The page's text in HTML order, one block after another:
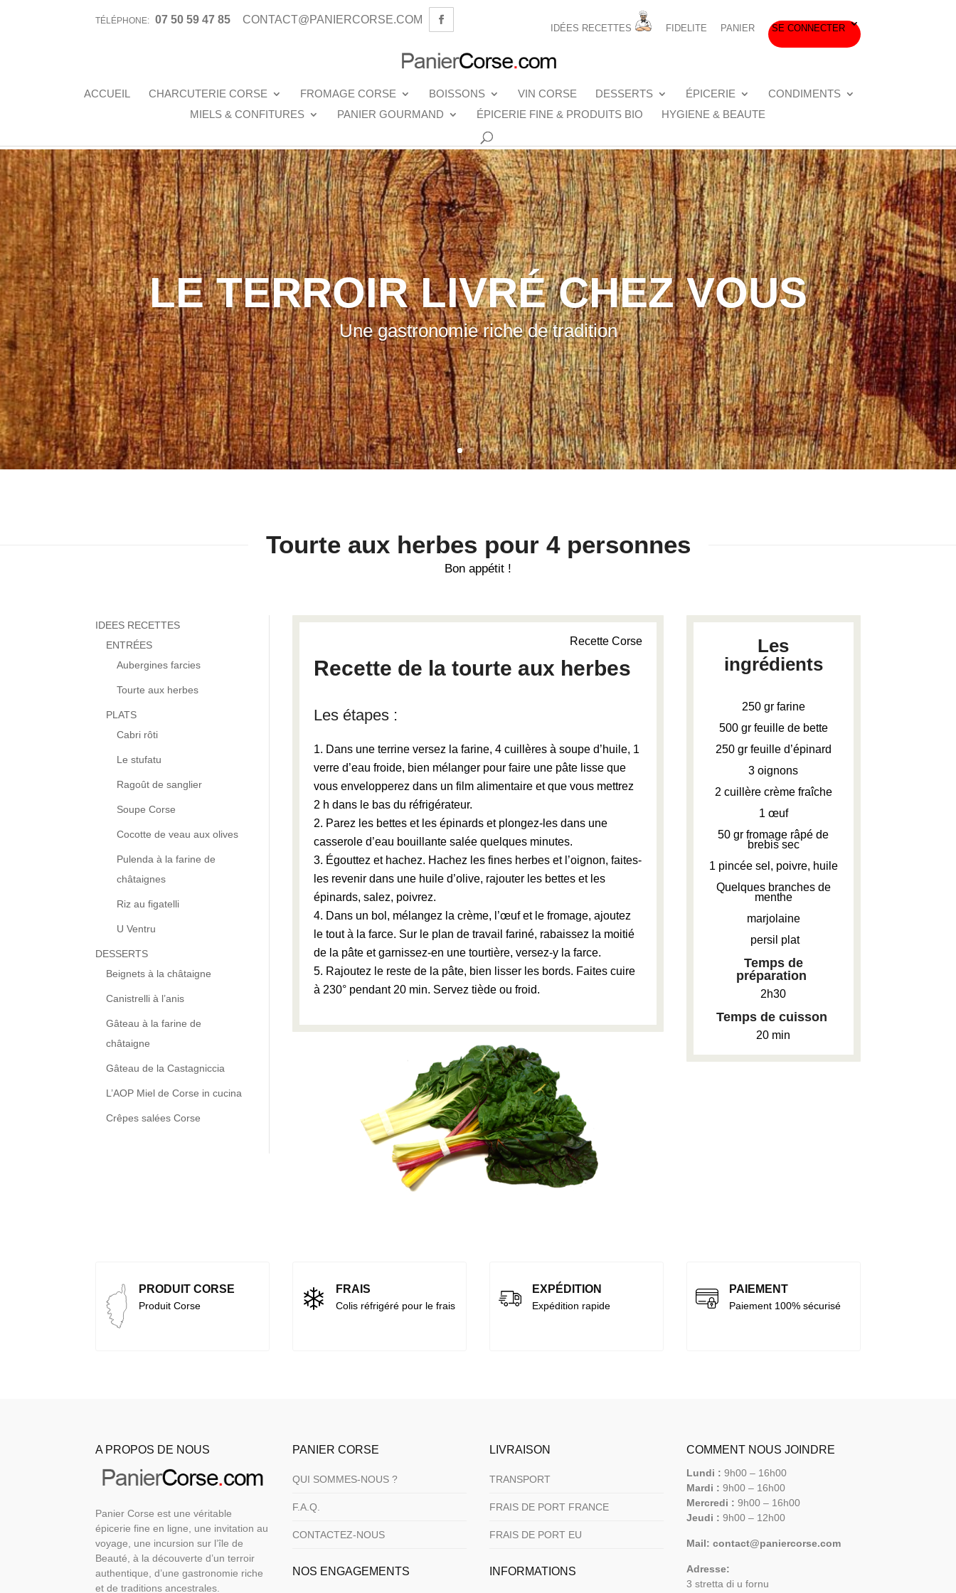
TÉLÉPHONE: 07 50 59 47 85 CONTACT@PANIERCORSE.COM
IDÉES RECETTES FIDELITE PANIER SE CONNECTER
ACCUEIL CHARCUTERIE CORSE FROMAGE CORSE BOISSONS VIN CORSE DESSERTS ÉPICERIE
CONDIMENTS
MIELS & CONFITURES
PANIER GOURMAND ÉPICERIE FINE & PRODUITS BIO HYGIENE & BEAUTE
LE TERROIR LIVRÉ CHEZ VOUS
Une gastronomie riche de tradition
Tourte aux herbes pour 4 personnes
Bon appétit !
IDEES RECETTES
ENTRÉES
Aubergines farcies
Tourte aux herbes
PLATS
Cabri rôti
Le stufatu
Ragoût de sanglier
Soupe Corse
Cocotte de veau aux olives
Pulenda à la farine de
châtaignes
Riz au figatelli
U Ventru
DESSERTS
Beignets à la châtaigne
Canistrelli à l’anis
Gâteau à la farine de
châtaigne
Gâteau de la Castagniccia
L’AOP Miel de Corse in cucina
Crêpes salées Corse
Recette Corse
Recette de la tourte aux herbes
Les étapes :
Dans une terrine versez la farine, 4 cuillères à soupe d’huile, 1
verre d’eau froide, bien mélanger pour faire une pâte lisse que
vous envelopperez dans un film alimentaire et que vous mettrez
2 h dans le bas du réfrigérateur.
Parez les bettes et les épinards et plongez-les dans une
casserole d’eau bouillante salée quelques minutes.
Égouttez et hachez. Hachez les fines herbes et l’oignon, faites-
les revenir dans une huile d’olive, rajouter les bettes et les
épinards, salez, poivrez.
Dans un bol, mélangez la crème, l’œuf et le fromage, ajoutez
le tout à la farce. Sur le plan de travail fariné, rabaissez la moitié
de la pâte et garnissez-en une tourtière, versez-y la farce.
Rajoutez le reste de la pâte, bien lisser les bords. Faites cuire
à 230° pendant 20 min. Servez tiède ou froid.
Les
ingrédients
250 gr farine
500 gr feuille de bette
250 gr feuille d’épinard
3 oignons
2 cuillère crème fraîche
1 œuf
50 gr fromage râpé de
brebis sec
1 pincée sel, poivre, huile
Quelques branches de
menthe
marjolaine
persil plat
Temps de
préparation
2h30
Temps de cuisson
20 min
PRODUIT CORSE
Produit Corse
FRAIS
Colis réfrigéré pour le frais
EXPÉDITION
Expédition rapide
PAIEMENT
Paiement 100% sécurisé
A PROPOS DE NOUS
Panier Corse est une véritable
épicerie fine en ligne, une invitation au
voyage, une incursion sur l’île de
Beauté, à la découverte d’un terroir
authentique, d’une gastronomie riche
et de traditions ancestrales.
PANIER CORSE
QUI SOMMES-NOUS ?
F.A.Q.
CONTACTEZ-NOUS
NOS ENGAGEMENTS
LIVRAISON
TRANSPORT
FRAIS DE PORT FRANCE
FRAIS DE PORT EU
INFORMATIONS
COMMENT NOUS JOINDRE
Lundi : 9h00 – 16h00
Mardi : 9h00 – 16h00
Mercredi : 9h00 – 16h00
Jeudi : 9h00 – 12h00
Mail: contact@paniercorse.com
Adresse:
3 stretta di u fornu